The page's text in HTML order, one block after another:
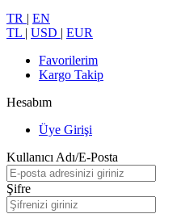
TR | EN
TL | USD | EUR
Favorilerim
Kargo Takip
Hesabım
Üye Girişi
Kullanıcı Adı/E-Posta
Şifre